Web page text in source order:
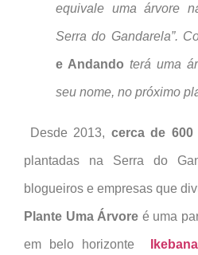
equivale uma árvore
Serra do Gandarela”.
e Andando terá uma
seu nome, no próximo
Desde 2013, cerca de 600
plantadas na Serra do
blogueiros e empresas que
Plante Uma Árvore é uma
em belo horizonte Ikebana